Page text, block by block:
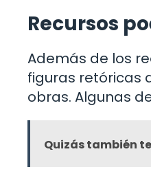
Recursos
Además de los
figuras retóricas
obras. Algunas
Quizás también